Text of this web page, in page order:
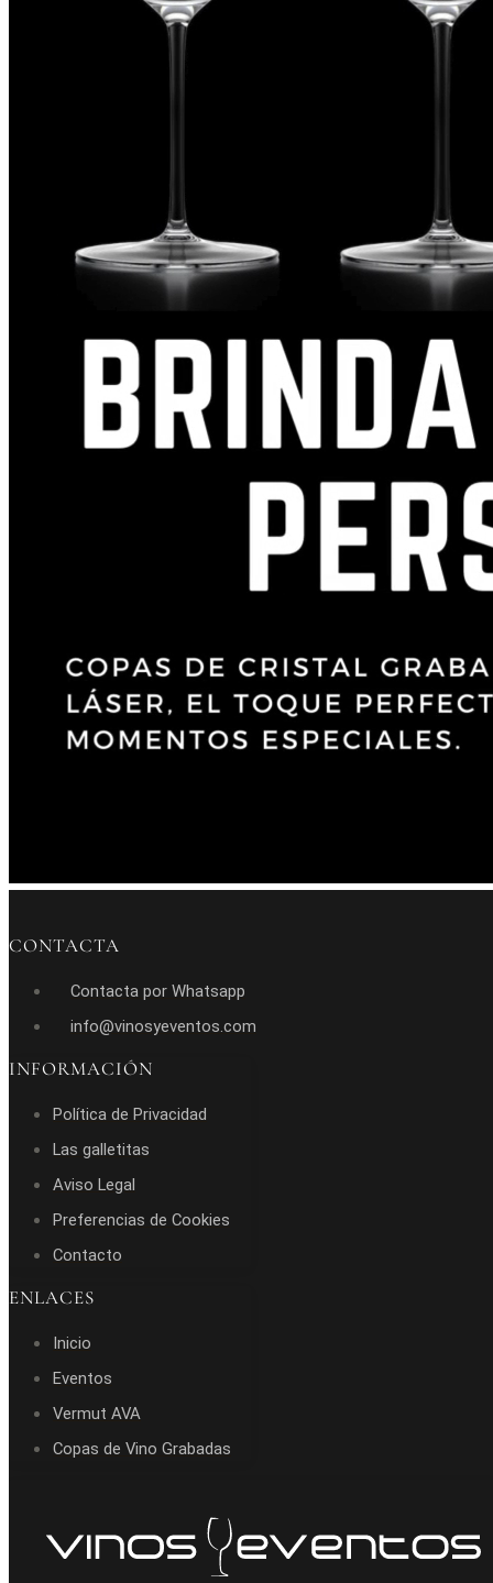
CONTACTA
Contacta por Whatsapp
info@vinosyeventos.com
INFORMACIÓN
Política de Privacidad
Las galletitas
Aviso Legal
Preferencias de Cookies
Contacto
ENLACES
Inicio
Eventos
Vermut AVA
Copas de Vino Grabadas